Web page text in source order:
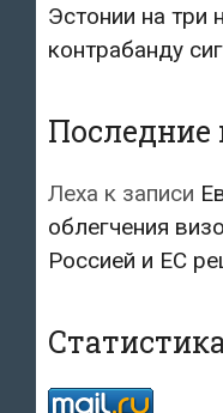
Эстонии на три
контрабанду
Леха к записи
облегчения
Россией и ЕС